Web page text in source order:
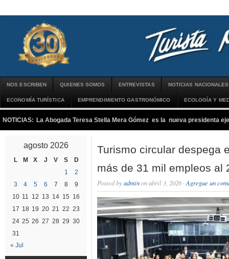
NOS ESCRIBEN QUIENES SOMOS ENTREVISTAS NOTICIAS NACIONALES
ECONOMÍA TURÍSTICA EMPRENDIMIENTO GASTRONÓMICO ECOLOGÍA Y
NOTICIAS: La Abogada Teresa Stella Mera Gómez es la nueva presidenta
agosto 2026
L M X J V S
D
1
2
3
4 5 6 7 8
9
10 11 12 13 14 15 16
17 18 19 20 21 22 23
24 25 26 27 28 29 30
31
« Jul
Turismo circular despega
más de 31 mil empleos al
Posted byadminon abril 3, 2026 · Agregue un